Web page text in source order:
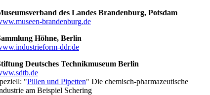
des Landes Brandenburg, Potsdam
brandenburg.de
Höhne, Berlin
ddr.de
Deutsches Technikmuseum Berlin
"Pillen und Pipetten" Die chemisch-pharmazeutische
am Beispiel Schering